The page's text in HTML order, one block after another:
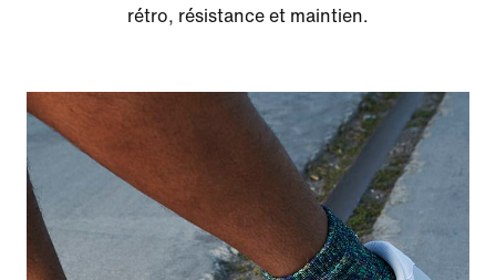
rétro, résistance et maintien.